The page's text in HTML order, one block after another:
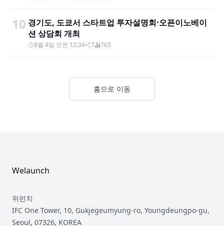
10 경기도, 도쿄서 스타트업 투자설명회·오픈이노베이
션 상담회 개최
8월 4일 오전 12:34 7 765
홈으로 이동
Welaunch
위런치
IFC One Tower, 10, Gukjegeumyung-ro, Youngdeungpo-gu,
Seoul, 07326, KOREA